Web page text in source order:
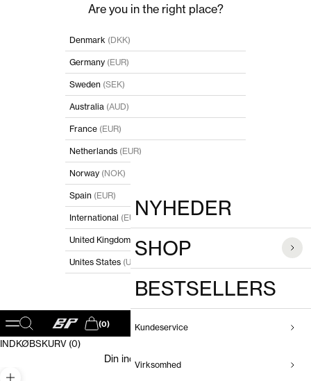
Are you in the right place?
Denmark (DKK)
Germany (EUR)
Sweden (SEK)
Australia (AUD)
France (EUR)
Netherlands (EUR)
Norway (NOK)
Spain (EUR)
International (EUR)
United Kingdom (GBP)
Unites States (USD)
Åbn navigationsmenu
Åbn søgefunktionBaum und Pferdgarten DK
Åbn indkøbskurv
(0)
NYHEDER
SHOP
BESTSELLERS
Kundeservice
Virksomhed
INDKØBSKURV (0)
Din indkøbskurv er tom
POPULÆRE SØGNINGER
PRODUKTER